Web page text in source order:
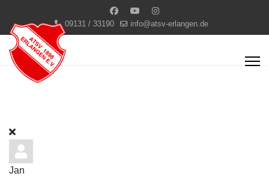
09131 / 33190 info@atsv-erlangen.de
Jan